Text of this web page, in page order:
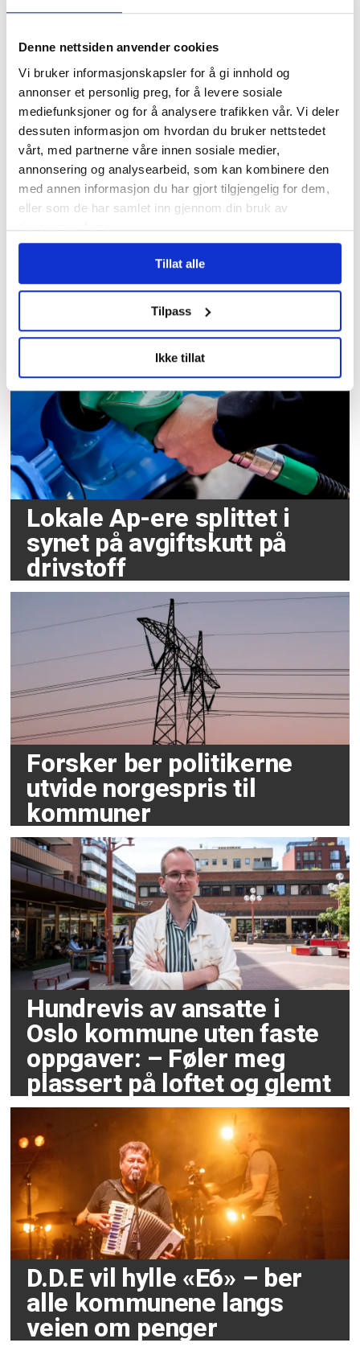
Denne nettsiden anvender cookies
Vi bruker informasjonskapsler for å gi innhold og
annonser et personlig preg, for å levere sosiale
mediefunksjoner og for å analysere trafikken vår. Vi deler
dessuten informasjon om hvordan du bruker nettstedet
vårt, med partnerne våre innen sosiale medier,
annonsering og analysearbeid, som kan kombinere den
med annen informasjon du har gjort tilgjengelig for dem,
eller som de har samlet inn gjennom din bruk av
tjenestene deres.
Tillat alle
Tilpass
Ikke tillat
på jobb varslet til
Arbeidstilsynet
Tre av fire nordmenn
mener atomvåpen bør
være forbudt
Lokale Ap-ere splittet i
synet på avgiftskutt på
drivstoff
Forsker ber politikerne
utvide norgespris til
kommuner
Hundrevis av ansatte i
Oslo kommune uten faste
oppgaver: – Føler meg
plassert på loftet og glemt
D.D.E vil hylle «E6» – ber
alle kommunene langs
veien om penger